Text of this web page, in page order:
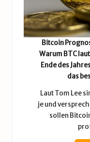
Bitcoin
Warum BTC
Ende des
das
Laut Tom Lee
je und
sollen